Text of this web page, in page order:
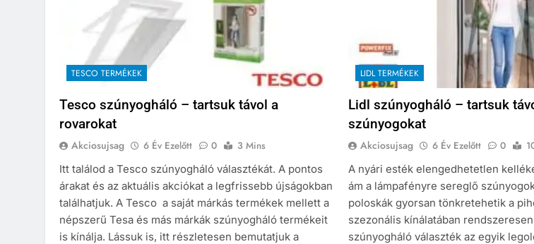
TESCO TERMÉKEK
Tesco szúnyogháló – tartsuk távol a
rovarokat
Akciosujsag 6 Év Ezelőtt 0
3 Mins
Itt találod a Tesco szúnyogháló választékát. A pontos
árakat és az aktuális akciókat a legfrissebb újságokban
találhatjuk. A Tesco a saját márkás termékek mellett a
népszerű Tesa és más márkák szúnyogháló termékeit
is kínálja. Lássuk is, itt részletesen bemutatjuk a
LIDL TERMÉKEK
Lidl szúnyogháló – tartsuk
szúnyogokat
Akciosujsag 6 Év Ezelőtt 0
A nyári esték elengedhetetlen
ám a lámpafényre sereglő
poloskák gyorsan tönkretehetik a
szezonális kínálatában
szúnyogháló választék az egyik